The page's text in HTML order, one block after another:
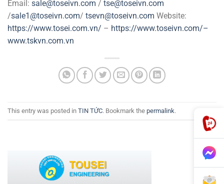
Email: sale@toseivn.com / tse@toseivn.com
/sale1@toseivn.com/ tsevn@toseivn.com Website:
https://www.tosei.com.vn/ – https://www.toseivn.com/–
www.tskvn.com.vn
This entry was posted in TIN TỨC. Bookmark the permalink.